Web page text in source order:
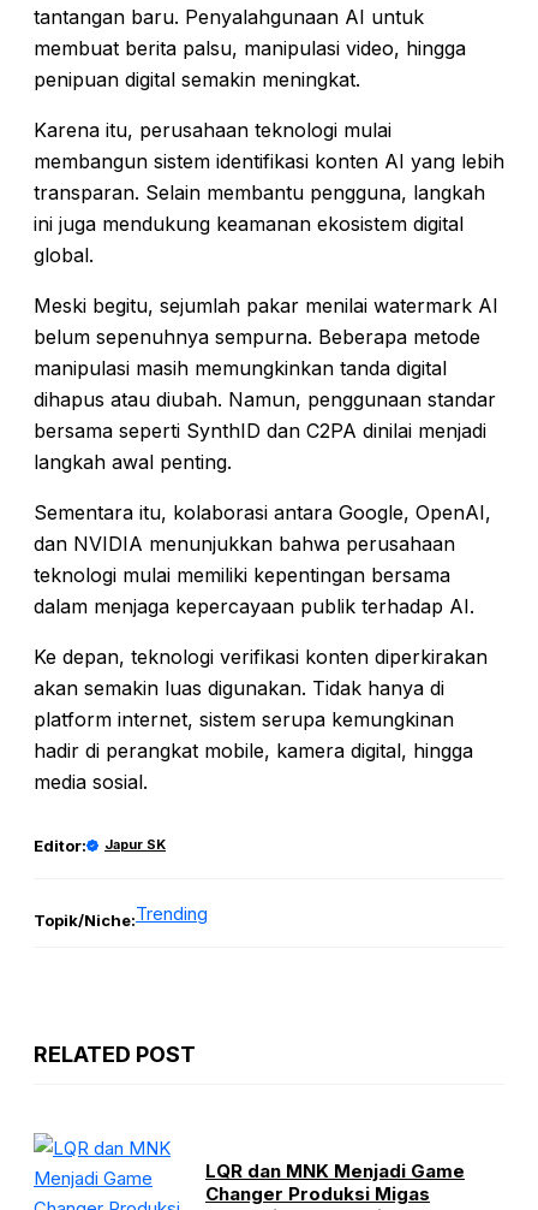
tantangan baru. Penyalahgunaan AI untuk
membuat berita palsu, manipulasi video, hingga
penipuan digital semakin meningkat.
Karena itu, perusahaan teknologi mulai
membangun sistem identifikasi konten AI yang lebih
transparan. Selain membantu pengguna, langkah
ini juga mendukung keamanan ekosistem digital
global.
Meski begitu, sejumlah pakar menilai watermark AI
belum sepenuhnya sempurna. Beberapa metode
manipulasi masih memungkinkan tanda digital
dihapus atau diubah. Namun, penggunaan standar
bersama seperti SynthID dan C2PA dinilai menjadi
langkah awal penting.
Sementara itu, kolaborasi antara Google, OpenAI,
dan NVIDIA menunjukkan bahwa perusahaan
teknologi mulai memiliki kepentingan bersama
dalam menjaga kepercayaan publik terhadap AI.
Ke depan, teknologi verifikasi konten diperkirakan
akan semakin luas digunakan. Tidak hanya di
platform internet, sistem serupa kemungkinan
hadir di perangkat mobile, kamera digital, hingga
media sosial.
Editor: Japur SK
Topik/Niche:Trending
RELATED POST
LQR dan MNK Menjadi Game
Changer Produksi Migas